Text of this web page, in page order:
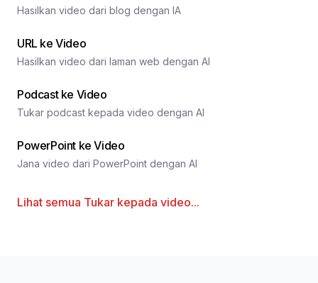
Hasilkan video dari blog dengan IA
URL ke Video
Hasilkan video dari laman web dengan AI
Podcast ke Video
Tukar podcast kepada video dengan AI
PowerPoint ke Video
Jana video dari PowerPoint dengan AI
Lihat semua Tukar kepada video...